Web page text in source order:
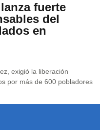
fuerte
del
en
exigió la liberación
por más de 600 pobladores